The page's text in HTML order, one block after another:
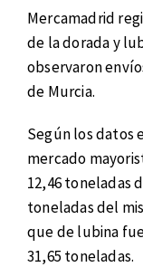
Mercamadrid
de la dorada y
observaron
de Murcia.
Según los datos
mercado
12,46 toneladas
toneladas del
que de lubina
31,65 toneladas.